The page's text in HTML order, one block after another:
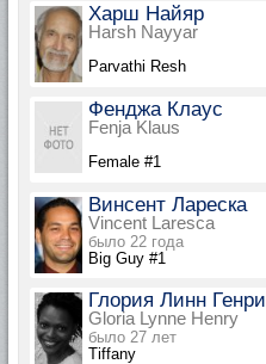
Харш Найяр
Harsh Nayyar
Parvathi Resh
Фенджа Клаус
Fenja Klaus
Female #1
Винсент Лареска
Vincent Laresca
было 22 года
Big Guy #1
Глория Линн Генри
Gloria Lynne Henry
было 27 лет
Tiffany